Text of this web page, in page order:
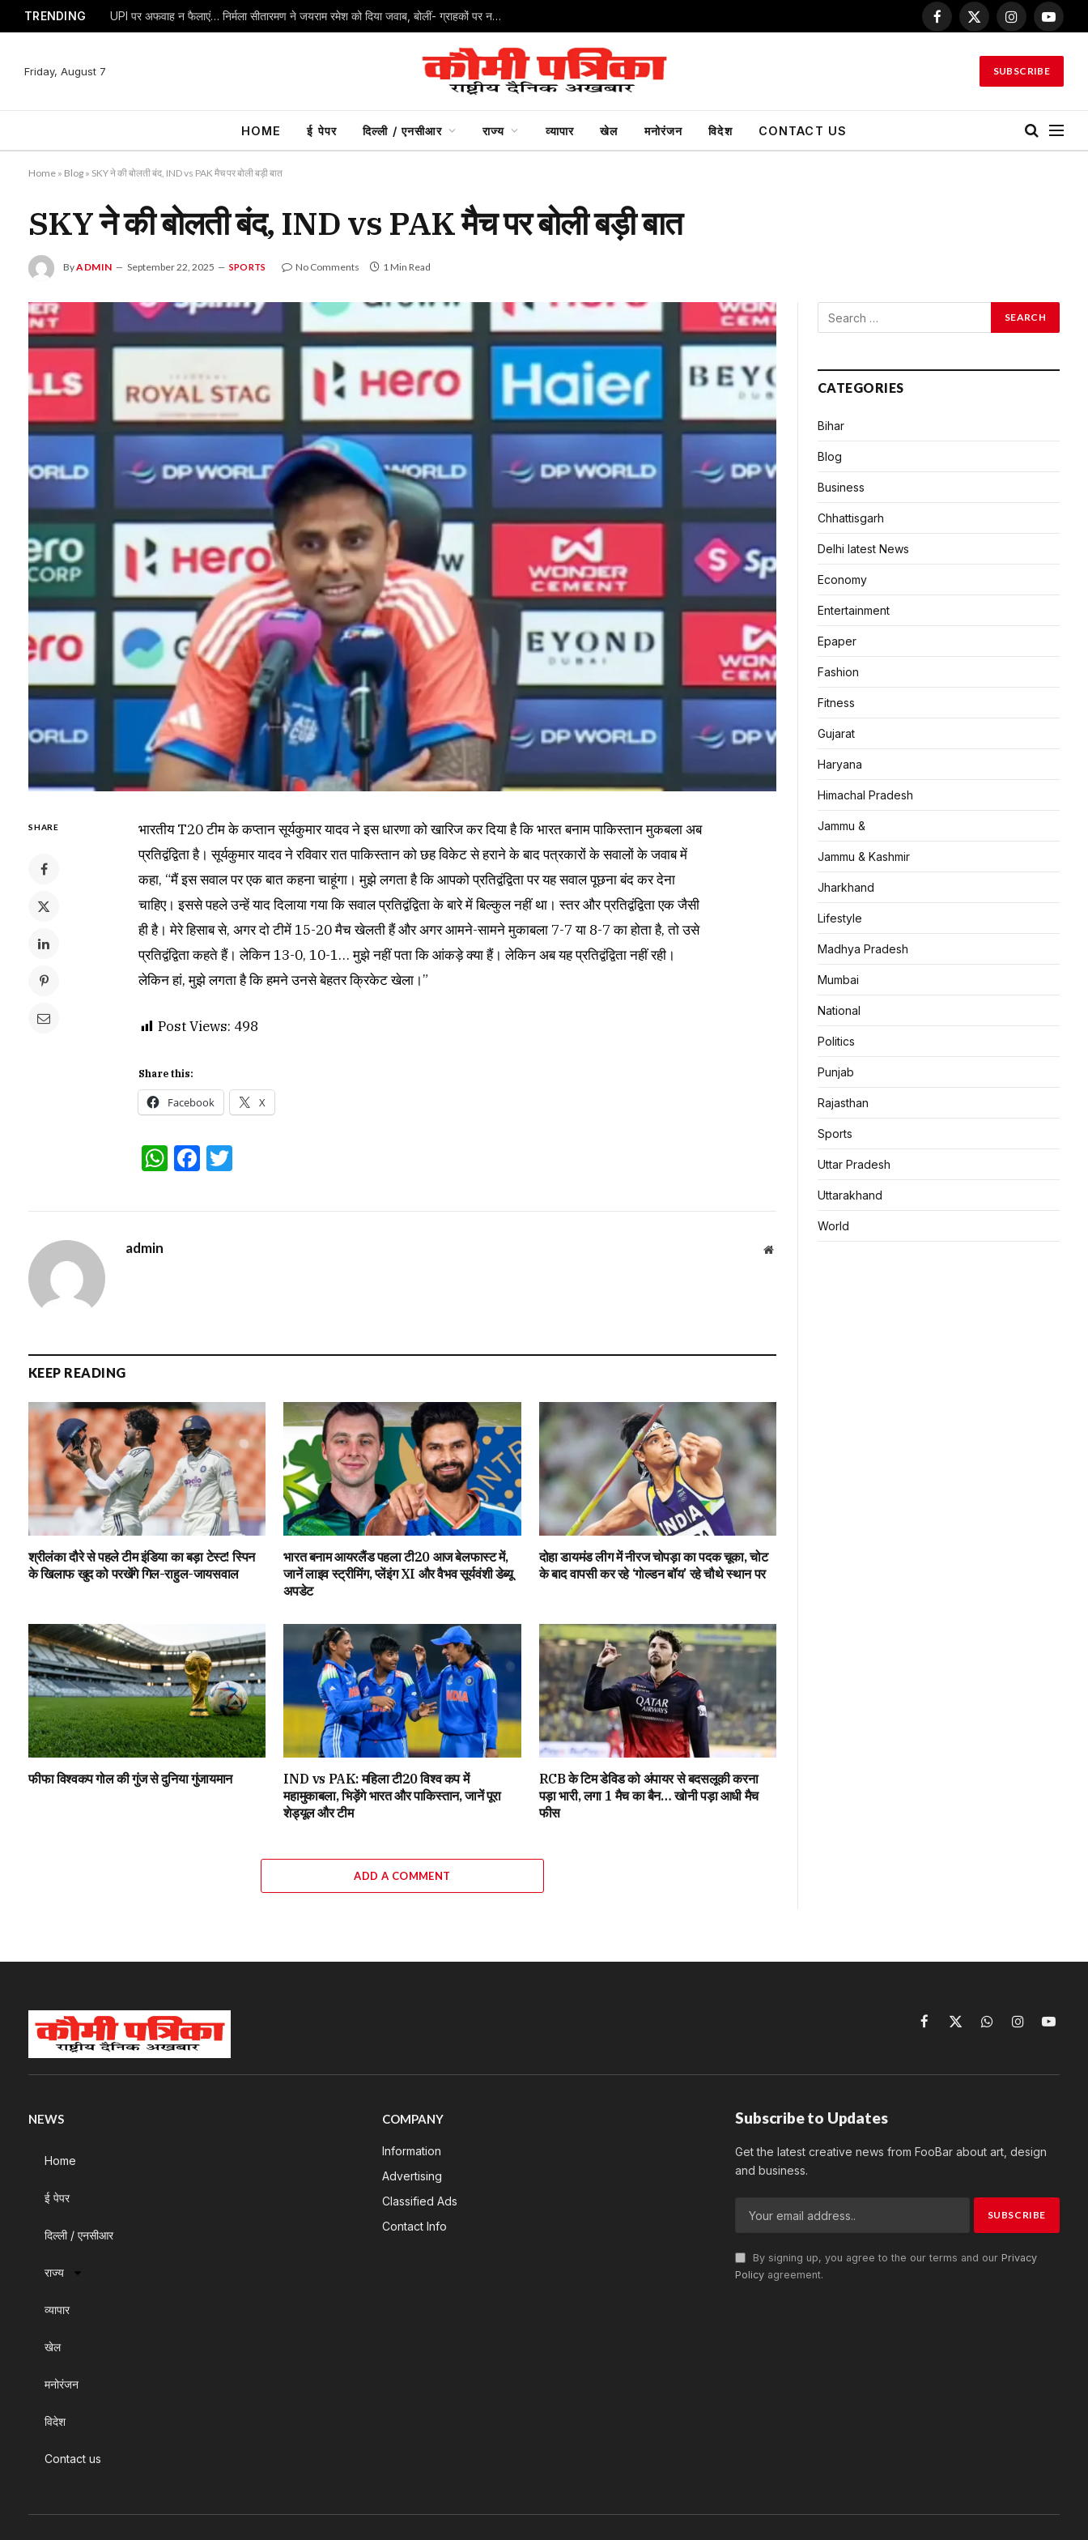
TRENDING UPI पर अफवाह न फैलाएं… निर्मला सीतारमण ने जयराम रमेश को दिया जवाब, बोलीं- ग्राहकों पर नहीं लगेगा शुल्क
Facebook
X
Instagram
Friday, August 7 SUBSCRIBE
HOME ई पेपर दिल्ली / एनसीआर राज्य व्यापार खेल मनोरंजन विदेश CONTACT US
Home » Blog » SKY ने की बोलती बंद, IND vs PAK मैच पर बोली बड़ी बात
SKY ने की बोलती बंद, IND vs PAK मैच पर बोली बड़ी बात
ByADMIN September 22, 2025 SPORTS No Comments 1 Min Read
SHARE
भारतीय T20 टीम के कप्तान सूर्यकुमार यादव ने इस धारणा को खारिज कर दिया है कि भारत बनाम पाकिस्तान मुकबला अब
प्रतिद्वंद्विता है। सूर्यकुमार यादव ने रविवार रात पाकिस्तान को छह विकेट से हराने के बाद पत्रकारों के सवालों के जवाब में
कहा, “मैं इस सवाल पर एक बात कहना चाहूंगा। मुझे लगता है कि आपको प्रतिद्वंद्विता पर यह सवाल पूछना बंद कर देना
चाहिए। इससे पहले उन्हें याद दिलाया गया कि सवाल प्रतिद्वंद्विता के बारे में बिल्कुल नहीं था। स्तर और प्रतिद्वंद्विता एक जैसी
ही है। मेरे हिसाब से, अगर दो टीमें 15-20 मैच खेलती हैं और अगर आमने-सामने मुकाबला 7-7 या 8-7 का होता है, तो उसे
प्रतिद्वंद्विता कहते हैं। लेकिन 13-0, 10-1… मुझे नहीं पता कि आंकड़े क्या हैं। लेकिन अब यह प्रतिद्वंद्विता नहीं रही।
लेकिन हां, मुझे लगता है कि हमने उनसे बेहतर क्रिकेट खेला।”
Post Views: 498
Share this:
Facebook X
WhatsApp
Facebook
admin Website
KEEP READING
श्रीलंका दौरे से पहले टीम इंडिया का बड़ा टेस्ट! स्पिन
के खिलाफ खुद को परखेंगे गिल-राहुल-जायसवाल
भारत बनाम आयरलैंड पहला टी20 आज बेलफास्ट में,
जानें लाइव स्ट्रीमिंग, प्लेंइंग XI और वैभव सूर्यवंशी डेब्यू
अपडेट
दोहा डायमंड लीग में नीरज चोपड़ा का पदक चूका, चोट
के बाद वापसी कर रहे ‘गोल्डन बॉय’ रहे चौथे स्थान पर
फीफा विश्वकप गोल की गुंज से दुनिया गुंजायमान
IND vs PAK: महिला टी20 विश्व कप में
महामुकाबला, भिड़ेंगे भारत और पाकिस्तान, जानें पूरा
शेड्यूल और टीम
RCB के टिम डेविड को अंपायर से बदसलूकी करना
पड़ा भारी, लगा 1 मैच का बैन… खोनी पड़ा आधी मैच
फीस
ADD A COMMENT
CATEGORIES
Bihar
Blog
Business
Chhattisgarh
Delhi latest News
Economy
Entertainment
Epaper
Fashion
Fitness
Gujarat
Haryana
Himachal Pradesh
Jammu &
Jammu & Kashmir
Jharkhand
Lifestyle
Madhya Pradesh
Mumbai
National
Politics
Punjab
Rajasthan
Sports
Uttar Pradesh
Uttarakhand
World
Facebook
X
WhatsAppInstagram
NEWS
Home
ई पेपर
दिल्ली / एनसीआर
राज्य
व्यापार
खेल
मनोरंजन
विदेश
Contact us
COMPANY
Information
Advertising
Classified Ads
Contact Info
Subscribe to Updates
Get the latest creative news from FooBar about art, design
and business.
By signing up, you agree to the our terms and our Privacy
Policy agreement.